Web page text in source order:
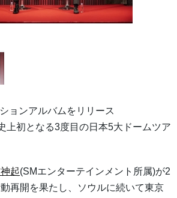
ョンアルバムをリリース
上初となる3度目の日本5大ドームツア
起(SMエンターテインメント所属)が2
再開を果たし、ソウルに続いて東京